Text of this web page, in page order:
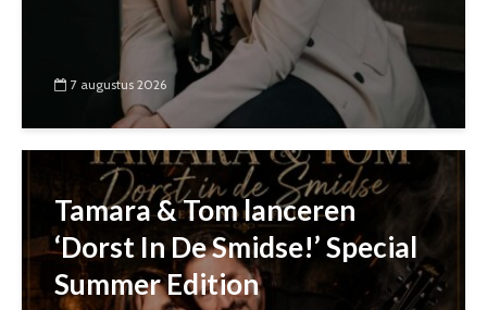
7 augustus 2026
Tamara & Tom lanceren
‘Dorst In De Smidse!’ Special
Summer Edition